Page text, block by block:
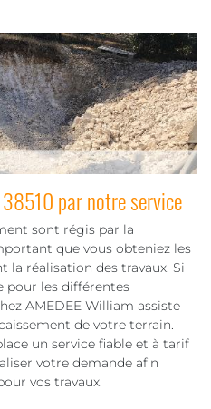
par notre service
sont régis par la
que vous obteniez les
la réalisation des travaux. Si
pour les différentes
AMEDEE William assiste
de votre terrain.
un service fiable et à tarif
votre demande afin
vos travaux.